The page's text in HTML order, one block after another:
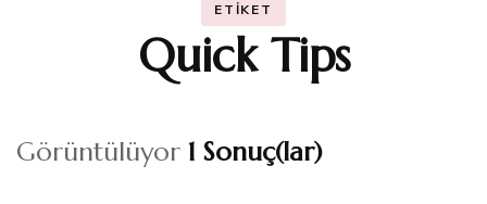
ETIKET
Quick Tips
Görüntülüyor 1 Sonuç(lar)